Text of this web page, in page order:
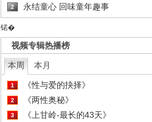
2 永结童心 回味童年趣事
锘�
视频专辑热播榜
本周 本月
1 《性与爱的抉择》
2 《两性奥秘》
3 《上甘岭-最长的43天》